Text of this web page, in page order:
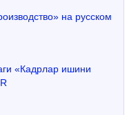
на русском
«Кадрлар ишини